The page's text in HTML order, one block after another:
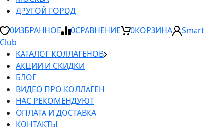
ДРУГОЙ ГОРОД
0ИЗБРАННОЕ 0СРАВНЕНИЕ 0КОРЗИНА
Smart
Club
КАТАЛОГ КОЛЛАГЕНОВ
АКЦИИ И СКИДКИ
БЛОГ
ВИДЕО ПРО КОЛЛАГЕН
НАС РЕКОМЕНДУЮТ
ОПЛАТА И ДОСТАВКА
КОНТАКТЫ